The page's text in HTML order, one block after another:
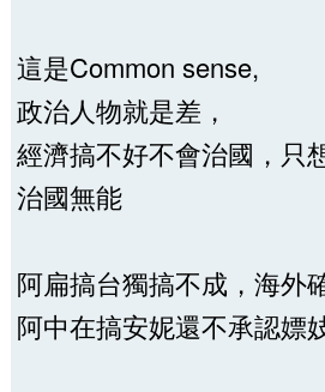
這是Common sense,
政治人物就是差，
經濟搞不好不會治國，只
治國無能
阿扁搞台獨搞不成，海外
阿中在搞安妮還不承認嫖